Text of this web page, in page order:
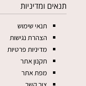
תנאים ומדיניות
תנאי שימוש
הצהרת נגישות
מדיניות פרטיות
תקנון אתר
מפת אתר